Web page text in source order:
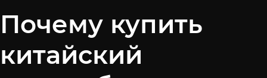
Почему купить
китайский